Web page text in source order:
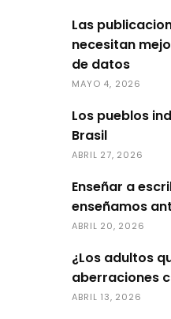
Las
necesitan
de datos
MAYO 4, 2026
Los pueblos
Brasil
ABRIL 27, 2026
Enseñar a
enseñamos
ABRIL 20, 2026
¿Los adultos
aberraciones
ABRIL 13, 2026